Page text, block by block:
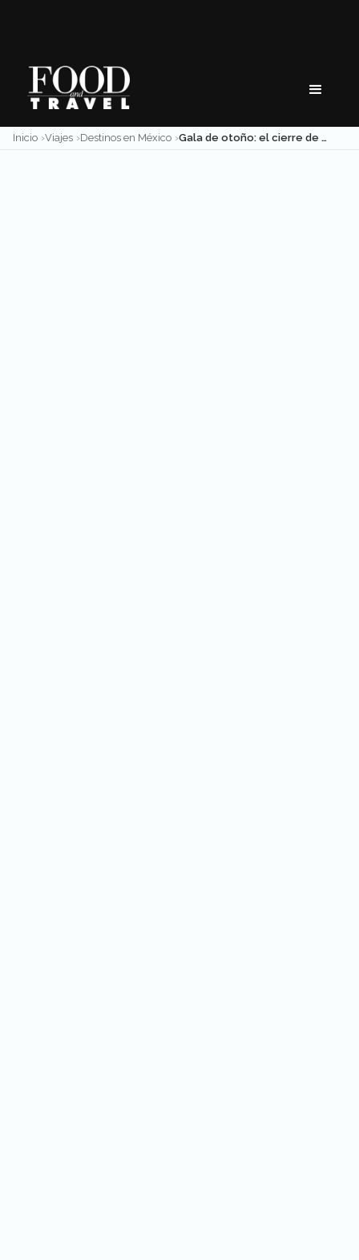
Inicio Viajes Destinos en México Gala de otoño: el cierre de las vendimias en Querétaro